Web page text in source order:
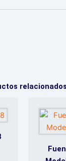
relacionados